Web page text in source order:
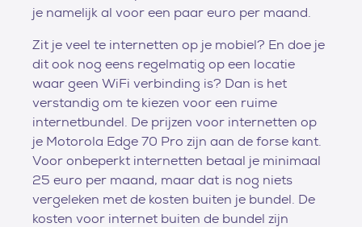
je namelijk al voor een paar euro per maand.
Zit je veel te internetten op je mobiel? En doe je
dit ook nog eens regelmatig op een locatie
waar geen WiFi verbinding is? Dan is het
verstandig om te kiezen voor een ruime
internetbundel. De prijzen voor internetten op
je Motorola Edge 70 Pro zijn aan de forse kant.
Voor onbeperkt internetten betaal je minimaal
25 euro per maand, maar dat is nog niets
vergeleken met de kosten buiten je bundel. De
kosten voor internet buiten de bundel zijn